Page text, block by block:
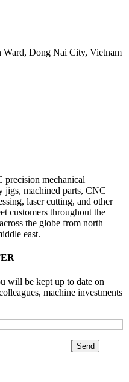
Dong Nai City, Vietnam
precision mechanical
jigs, machined parts, CNC
laser cutting, and other
customers throughout the
the globe from north
east.
will be kept up to date on
machine investments